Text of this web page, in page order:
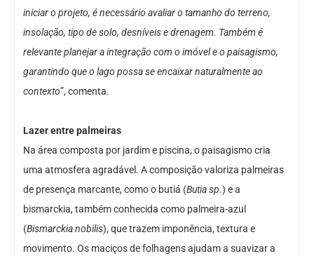
iniciar o projeto, é necessário avaliar o tamanho do terreno,
insolação, tipo de solo, desníveis e drenagem. Também é
relevante planejar a integração com o imóvel e o paisagismo,
garantindo que o lago possa se encaixar naturalmente ao
contexto”, comenta.
Lazer entre palmeiras
Na área composta por jardim e piscina, o paisagismo cria
uma atmosfera agradável. A composição valoriza palmeiras
de presença marcante, como o butiá (Butia sp.) e a
bismarckia, também conhecida como palmeira-azul
(Bismarckia nobilis), que trazem imponência, textura e
movimento. Os maciços de folhagens ajudam a suavizar a